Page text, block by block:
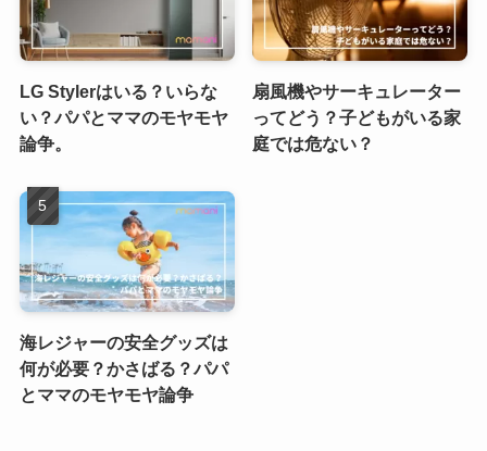
LG Stylerはいる？いらな
い？パパとママのモヤモヤ
論争。
扇風機やサーキュレーター
ってどう？子どもがいる家
庭では危ない？
海レジャーの安全グッズは
何が必要？かさばる？パパ
とママのモヤモヤ論争